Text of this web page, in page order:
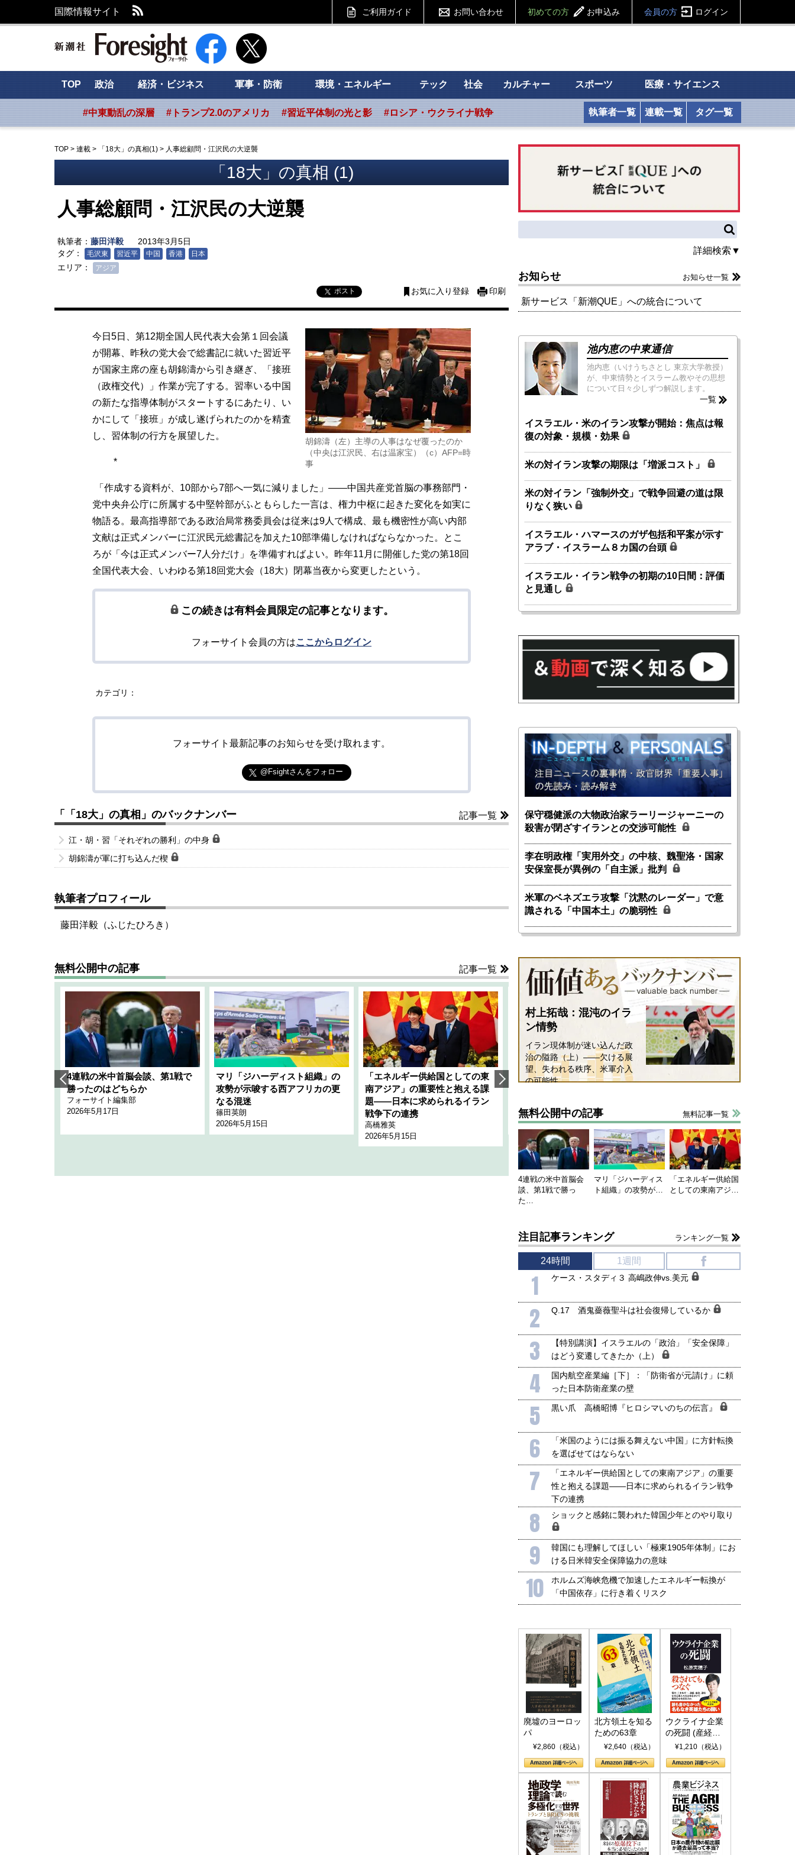
国際情報サイト ご利用ガイド お問い合わせ 初めての方 お申込み 会員の方 ログイン
新潮社 Foresight フォーサイト
TOP 政治 経済・ビジネス 軍事・防衛 環境・エネルギー テック 社会 カルチャー スポーツ 医療・サイエンス
#中東動乱の深層 #トランプ2.0のアメリカ #習近平体制の光と影 #ロシア・ウクライナ戦争 執筆者一覧 連載一覧 タグ一覧
TOP > 連載 > 「18大」の真相(1) > 人事総顧問・江沢民の大逆襲
「18大」の真相 (1)
人事総顧問・江沢民の大逆襲
執筆者： 藤田洋毅
2013年3月5日
タグ：
毛沢東 習近平 中国 香港 日本
エリア： アジア
ポスト お気に入り登録 印刷
胡錦濤（左）主導の人事はなぜ覆ったのか
（中央は江沢民、右は温家宝）（c）AFP=時
事
今日5日、第12期全国人民代表大会第１回会議
が開幕、昨秋の党大会で総書記に就いた習近平
が国家主席の座も胡錦濤から引き継ぎ、「接班
（政権交代）」作業が完了する。習率いる中国
の新たな指導体制がスタートするにあたり、い
かにして「接班」が成し遂げられたのかを精査
し、習体制の行方を展望した。
*
「作成する資料が、10部から7部へ一気に減りました」――中国共産党首脳の事務部門・
党中央弁公庁に所属する中堅幹部がふともらした一言は、権力中枢に起きた変化を如実に
物語る。最高指導部である政治局常務委員会は従来は9人で構成、最も機密性が高い内部
文献は正式メンバーに江沢民元総書記を加えた10部準備しなければならなかった。とこ
ろが「今は正式メンバー7人分だけ」を準備すればよい。昨年11月に開催した党の第18回
全国代表大会、いわゆる第18回党大会（18大）閉幕当夜から変更したという。
この続きは有料会員限定の記事となります。
フォーサイト会員の方はここからログイン
カテゴリ：
フォーサイト最新記事のお知らせを受け取れます。
@Fsightさんをフォロー
「「18大」の真相」のバックナンバー 記事一覧
江・胡・習「それぞれの勝利」の中身
胡錦濤が軍に打ち込んだ楔
執筆者プロフィール
藤田洋毅（ふじたひろき）
無料公開中の記事 記事一覧
4連戦の米中首脳会談、第1戦で
勝ったのはどちらか
フォーサイト編集部
2026年5月17日
マリ「ジハーディスト組織」の
攻勢が示唆する西アフリカの更
なる混迷
篠田英朗
2026年5月15日
「エネルギー供給国としての東
南アジア」の重要性と抱える課
題――日本に求められるイラン
戦争下の連携
高橋雅英
2026年5月15日
韓国にも理解してほしい「極東
千々和泰明
2026年5月15日
ホルムズ海峡危機で加速したエ
小山堅
2026年5月14日
詳細検索▼
お知らせ お知らせ一覧
新サービス「新潮QUE」への統合について
池内恵の中東通信
池内恵（いけうちさとし 東京大学教授）
が、中東情勢とイスラーム教やその思想
について日々少しずつ解説します。
一覧
イスラエル・米のイラン攻撃が開始：焦点は報
復の対象・規模・効果
米の対イラン攻撃の期限は「増派コスト」
米の対イラン「強制外交」で戦争回避の道は限
りなく狭い
イスラエル・ハマースのガザ包括和平案が示す
アラブ・イスラーム８カ国の台頭
イスラエル・イラン戦争の初期の10日間：評価
と見通し
保守穏健派の大物政治家ラーリージャーニーの
殺害が閉ざすイランとの交渉可能性
李在明政権「実用外交」の中核、魏聖洛・国家
安保室長が異例の「自主派」批判
米軍のベネズエラ攻撃「沈黙のレーダー」で意
識される「中国本土」の脆弱性
村上拓哉：混沌のイラ
ン情勢
イラン現体制が迷い込んだ政
治の隘路（上）――欠ける展
望、失われる秩序、米軍介入
の可能性
無料公開中の記事 無料記事一覧
4連戦の米中首脳会
談、第1戦で勝っ
た…
マリ「ジハーディス
ト組織」の攻勢が…
「エネルギー供給国
としての東南アジ…
注目記事ランキング ランキング一覧
24時間 1週間
1 ケース・スタディ３ 高嶋政伸vs.美元
2 Q.17 酒鬼薔薇聖斗は社会復帰しているか
3
【特別講演】イスラエルの「政治」「安全保障」
はどう変遷してきたか（上）
4
国内航空産業編［下］：「防衛省が元請け」に頼
った日本防衛産業の壁
5 黒い爪 高橋昭博『ヒロシマいのちの伝言』
6
「米国のようには振る舞えない中国」に方針転換
を選ばせてはならない
7
「エネルギー供給国としての東南アジア」の重要
性と抱える課題――日本に求められるイラン戦争
下の連携
8 ショックと感銘に襲われた韓国少年とのやり取り
9
韓国にも理解してほしい「極東1905年体制」にお
ける日米韓安全保障協力の意味
10
ホルムズ海峡危機で加速したエネルギー転換が
「中国依存」に行き着くリスク
廃墟のヨーロッ
パ
¥2,860（税込）
北方領土を知る
ための63章
¥2,640（税込）
ウクライナ企業
の死闘 (産経セ
レクト S 039)
¥1,210（税込）